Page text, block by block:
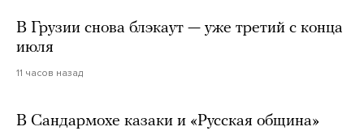
В Грузии снова блэкаут — уже третий с конца
июля
11 часов назад
В Сандармохе казаки и «Русская община»